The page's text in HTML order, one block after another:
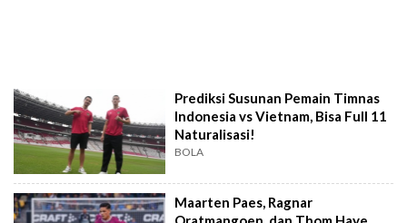
Prediksi Susunan Pemain Timnas
Indonesia vs Vietnam, Bisa Full 11
Naturalisasi!
BOLA
Maarten Paes, Ragnar